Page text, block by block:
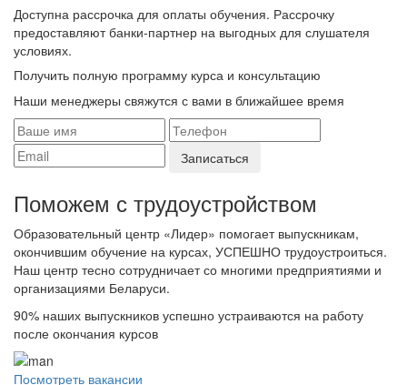
Доступна рассрочка для оплаты обучения. Рассрочку
предоставляют банки-партнер на выгодных для слушателя
условиях.
Получить полную программу курса и консультацию
Наши менеджеры свяжутся с вами в ближайшее время
Поможем с трудоустройcтвом
Образовательный центр «Лидер» помогает выпускникам,
окончившим обучение на курсах, УСПЕШНО трудоустроиться.
Наш центр тесно сотрудничает со многими предприятиями и
организациями Беларуси.
90% наших выпускников успешно устраиваются на работу
после окончания курсов
Посмотреть вакансии